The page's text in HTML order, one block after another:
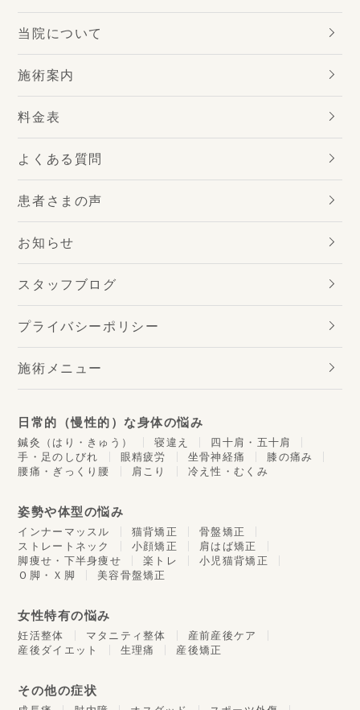
当院について
施術案内
料金表
よくある質問
患者さまの声
お知らせ
スタッフブログ
プライバシーポリシー
施術メニュー
日常的（慢性的）な身体の悩み
鍼灸（はり・きゅう） 寝違え
四十肩・五十肩
手・足のしびれ
眼精疲労 坐骨神経痛
膝の痛み
腰痛・ぎっくり腰
肩こり 冷え性・むくみ
姿勢や体型の悩み
インナーマッスル 猫背矯正
骨盤矯正
ストレートネック
小顔矯正
肩はば矯正
脚痩せ・下半身痩せ
楽トレ
小児猫背矯正
Ｏ脚・Ｘ脚
美容骨盤矯正
女性特有の悩み
妊活整体 マタニティ整体
産前産後ケア
産後ダイエット
生理痛 産後矯正
その他の症状